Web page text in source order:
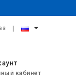
кабинет